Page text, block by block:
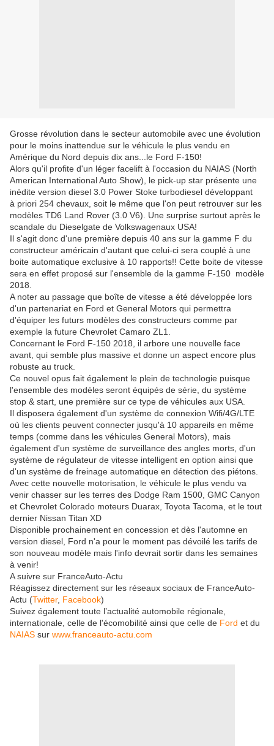
Grosse révolution dans le secteur automobile avec une évolution
pour le moins inattendue sur le véhicule le plus vendu en
Amérique du Nord depuis dix ans...le Ford F-150!
Alors qu'il profite d'un léger facelift à l'occasion du NAIAS (North
American International Auto Show), le pick-up star présente une
inédite version diesel 3.0 Power Stoke turbodiesel développant
à priori 254 chevaux, soit le même que l'on peut retrouver sur les
modèles TD6 Land Rover (3.0 V6). Une surprise surtout après le
scandale du Dieselgate de Volkswagenaux USA!
Il s'agit donc d'une première depuis 40 ans sur la gamme F du
constructeur américain d'autant que celui-ci sera couplé à une
boite automatique exclusive à 10 rapports!! Cette boite de vitesse
sera en effet proposé sur l'ensemble de la gamme F-150 modèle
2018.
A noter au passage que boîte de vitesse a été développée lors
d'un partenariat en Ford et General Motors qui permettra
d'équiper les futurs modèles des constructeurs comme par
exemple la future Chevrolet Camaro ZL1.
Concernant le Ford F-150 2018, il arbore une nouvelle face
avant, qui semble plus massive et donne un aspect encore plus
robuste au truck.
Ce nouvel opus fait également le plein de technologie puisque
l'ensemble des modèles seront équipés de série, du système
stop & start, une première sur ce type de véhicules aux USA.
Il disposera également d'un système de connexion Wifi/4G/LTE
où les clients peuvent connecter jusqu'à 10 appareils en même
temps (comme dans les véhicules General Motors), mais
également d'un système de surveillance des angles morts, d'un
système de régulateur de vitesse intelligent en option ainsi que
d'un système de freinage automatique en détection des piétons.
Avec cette nouvelle motorisation, le véhicule le plus vendu va
venir chasser sur les terres des Dodge Ram 1500, GMC Canyon
et Chevrolet Colorado moteurs Duarax, Toyota Tacoma, et le tout
dernier Nissan Titan XD
Disponible prochainement en concession et dès l'automne en
version diesel, Ford n'a pour le moment pas dévoilé les tarifs de
son nouveau modèle mais l'info devrait sortir dans les semaines
à venir!
A suivre sur FranceAuto-Actu
Réagissez directement sur les réseaux sociaux de FranceAuto-
Actu (Twitter, Facebook)
Suivez également toute l’actualité automobile régionale,
internationale, celle de l'écomobilité ainsi que celle de Ford et du
NAIAS sur www.franceauto-actu.com